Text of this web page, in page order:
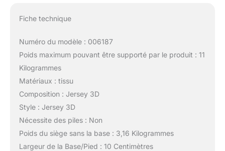
Fiche technique
Numéro du modèle : 006187
Poids maximum pouvant être supporté par le produit : 11
Kilogrammes
Matériaux : tissu
Composition : Jersey 3D
Style : Jersey 3D
Nécessite des piles : Non
Poids du siège sans la base : 3,16 Kilogrammes
Largeur de la Base/Pied : 10 Centimètres